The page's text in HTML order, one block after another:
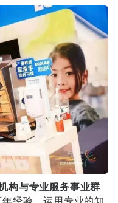
构与专业服务事业群